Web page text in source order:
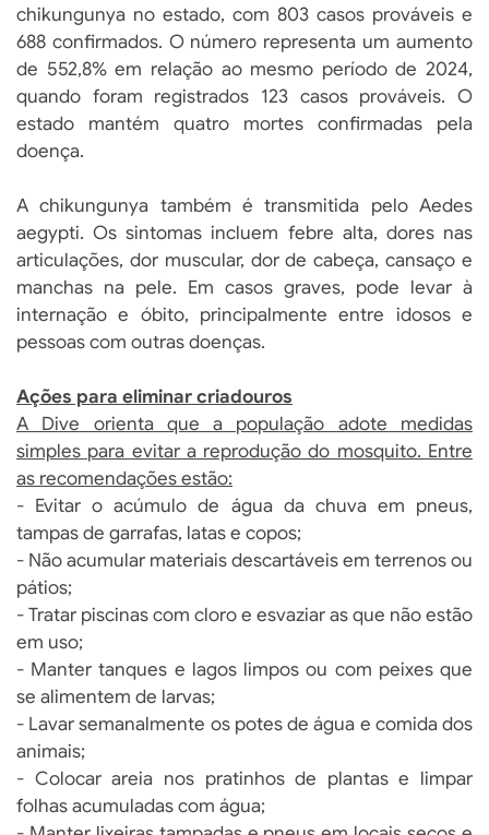
chikungunya no estado, com 803 casos prováveis e
688 confirmados. O número representa um aumento
de 552,8% em relação ao mesmo período de 2024,
quando foram registrados 123 casos prováveis. O
estado mantém quatro mortes confirmadas pela
doença.
A chikungunya também é transmitida pelo Aedes
aegypti. Os sintomas incluem febre alta, dores nas
articulações, dor muscular, dor de cabeça, cansaço e
manchas na pele. Em casos graves, pode levar à
internação e óbito, principalmente entre idosos e
pessoas com outras doenças.
Ações para eliminar criadouros
A Dive orienta que a população adote medidas
simples para evitar a reprodução do mosquito. Entre
as recomendações estão:
- Evitar o acúmulo de água da chuva em pneus,
tampas de garrafas, latas e copos;
- Não acumular materiais descartáveis em terrenos ou
pátios;
- Tratar piscinas com cloro e esvaziar as que não estão
em uso;
- Manter tanques e lagos limpos ou com peixes que
se alimentem de larvas;
- Lavar semanalmente os potes de água e comida dos
animais;
- Colocar areia nos pratinhos de plantas e limpar
folhas acumuladas com água;